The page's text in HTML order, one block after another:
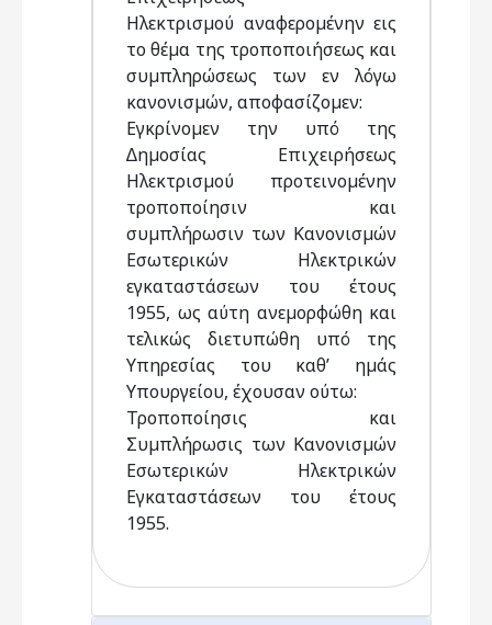
Ηλεκτρισµού αναφεροµένην εις
το θέµα της τροποποιήσεως και
συµπληρώσεως των εν λόγω
κανονισµών, αποφασίζοµεν:
Εγκρίνοµεν την υπό της
∆ηµοσίας Επιχειρήσεως
Ηλεκτρισµού προτεινοµένην
τροποποίησιν και
συµπλήρωσιν των Κανονισµών
Εσωτερικών Ηλεκτρικών
εγκαταστάσεων του έτους
1955, ως αύτη ανεµορφώθη και
τελικώς διετυπώθη υπό της
Υπηρεσίας του καθ’ ηµάς
Υπουργείου, έχουσαν ούτω:
Τροποποίησις και
Συµπλήρωσις των Κανονισµών
Εσωτερικών Ηλεκτρικών
Εγκαταστάσεων του έτους
1955.